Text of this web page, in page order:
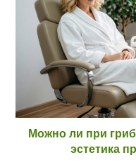
Можно ли при
эстетика